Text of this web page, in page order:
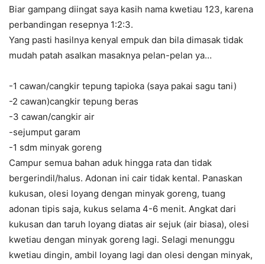
Biar gampang diingat saya kasih nama kwetiau 123, karena
perbandingan resepnya 1:2:3.
Yang pasti hasilnya kenyal empuk dan bila dimasak tidak
mudah patah asalkan masaknya pelan-pelan ya…
-1 cawan/cangkir tepung tapioka (saya pakai sagu tani)
-2 cawan)cangkir tepung beras
-3 cawan/cangkir air
-sejumput garam
-1 sdm minyak goreng
Campur semua bahan aduk hingga rata dan tidak
bergerindil/halus. Adonan ini cair tidak kental. Panaskan
kukusan, olesi loyang dengan minyak goreng, tuang
adonan tipis saja, kukus selama 4-6 menit. Angkat dari
kukusan dan taruh loyang diatas air sejuk (air biasa), olesi
kwetiau dengan minyak goreng lagi. Selagi menunggu
kwetiau dingin, ambil loyang lagi dan olesi dengan minyak,